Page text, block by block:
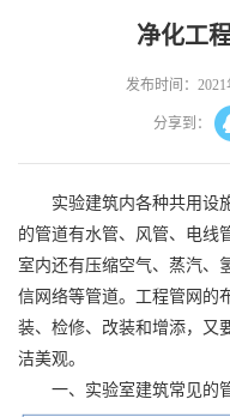
净化工
发布时间：2021
分享到：
实验建筑内各种共用设
的管道有水管、风管、电线
室内还有压缩空气、蒸汽、
信网络等管道。工程管网的
装、检修、改装和增添，又
洁美观。
一、实验室建筑常见的